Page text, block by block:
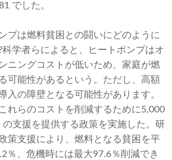
でした。
プは燃料貧困との闘いにどのように
学者らによると、ヒートポンプはオ
ニングコストが低いため、家庭が燃
可能性があるという。ただし、高額
入の障壁となる可能性があります。
れらのコストを削減するために5,000
支援を提供する政策を実施した。研
策支援により、燃料となる貧困を平
％、危機時には最大97.6％削減でき